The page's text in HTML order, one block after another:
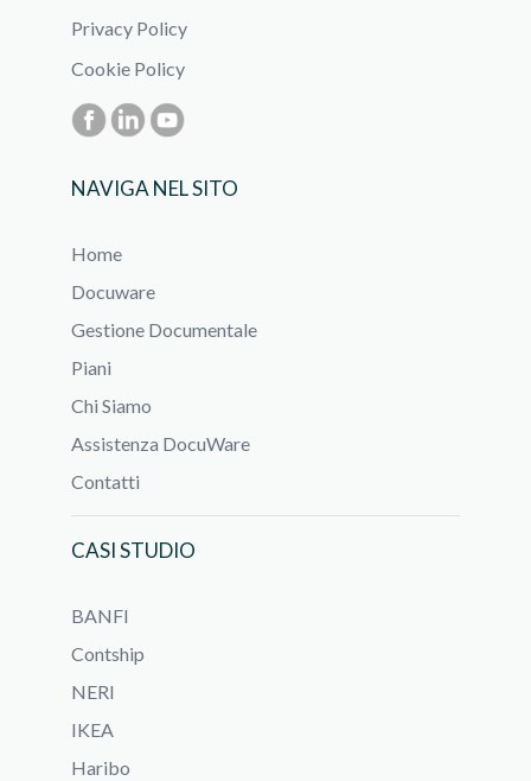
Privacy Policy
Cookie Policy
NAVIGA NEL SITO
Home
Docuware
Gestione Documentale
Piani
Chi Siamo
Assistenza DocuWare
Contatti
CASI STUDIO
BANFI
Contship
NERI
IKEA
Haribo